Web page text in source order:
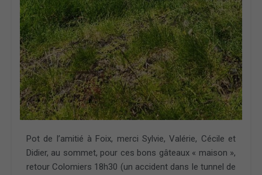
Pot de l’amitié à Foix, merci Sylvie, Valérie, Cécile et
Didier, au sommet, pour ces bons gâteaux « maison »,
retour Colomiers 18h30 (un accident dans le tunnel de